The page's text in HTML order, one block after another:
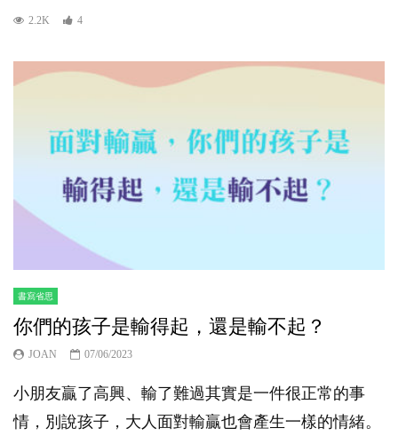
2.2K 4
書寫省思
你們的孩子是輸得起，還是輸不起？
JOAN 07/06/2023
小朋友贏了高興、輸了難過其實是一件很正常的事
情，別說孩子，大人面對輸贏也會產生一樣的情緒。